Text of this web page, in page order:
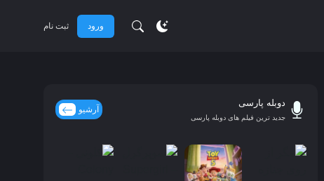
ورود ثبت نام
دوبله پارسی
جدید ترین فیلم های دوبله پارسی
آرشیو